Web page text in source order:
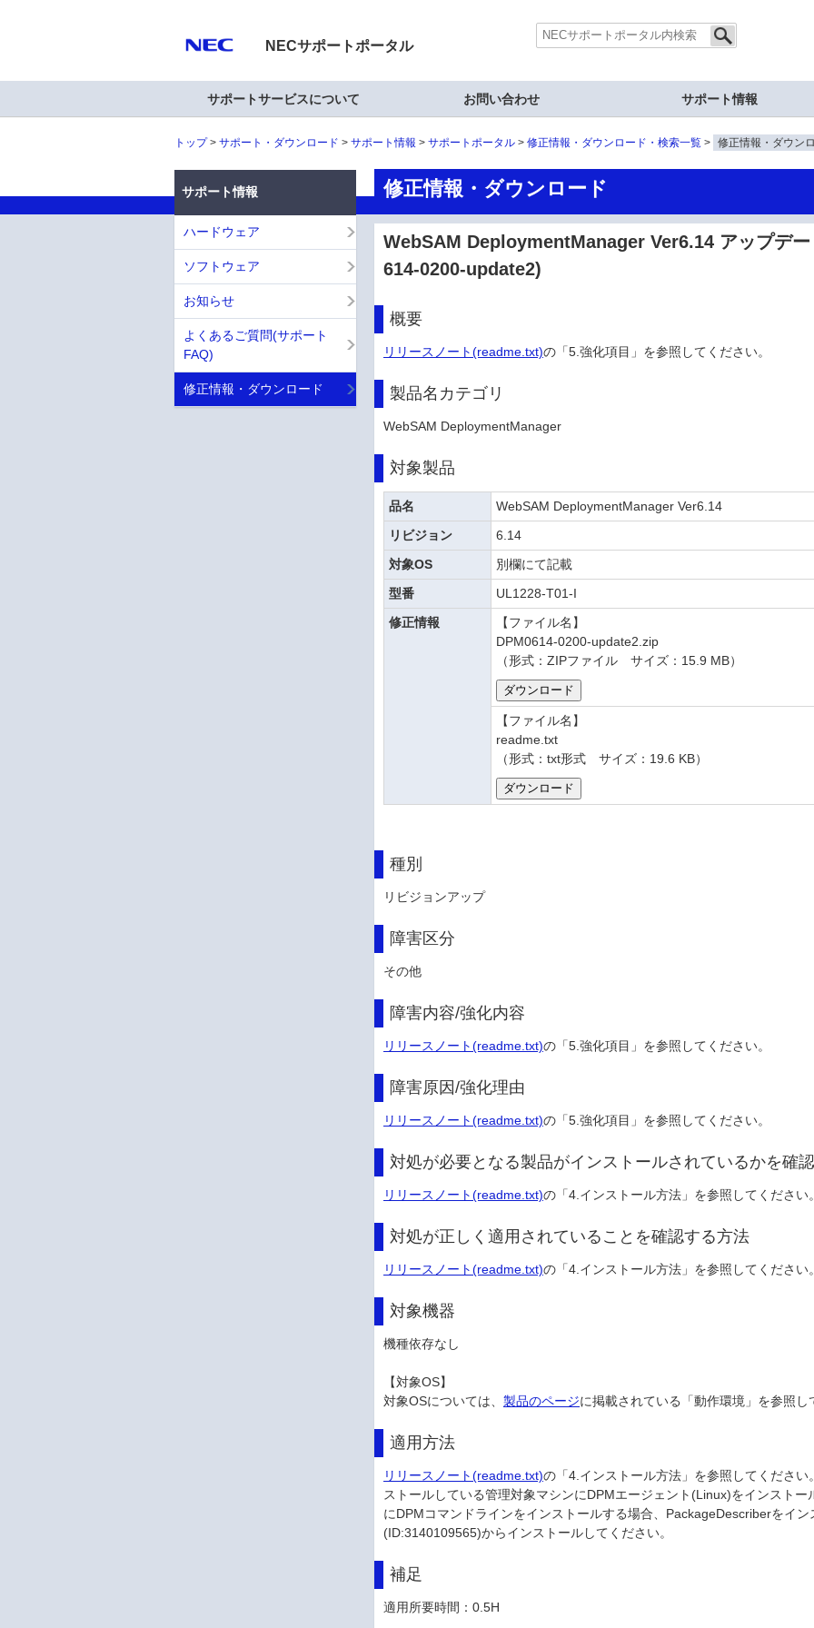
NECサポートポータル
サポートサービスについて お問い合わせ サポート情報
トップ サポート・ダウンロード サポート情報 サポートポータル 修正情報・ダウンロード・検索一覧 修正情報・ダウン
修正情報・ダウンロード
WebSAM DeploymentManager Ver6.14 アップデ
614-0200-update2)
概要
リリースノート(readme.txt)の「5.強化項目」を参照してください。
製品名カテゴリ
WebSAM DeploymentManager
対象製品
品名
WebSAM DeploymentManager Ver6.14
リビジョン
6.14
対象OS
別欄にて記載
型番
UL1228-T01-I
修正情報
【ファイル名】
DPM0614-0200-update2.zip
（形式：ZIPファイル サイズ：15.9 MB）
【ファイル名】
readme.txt
（形式：txt形式 サイズ：19.6 KB）
種別
リビジョンアップ
障害区分
その他
障害内容/強化内容
リリースノート(readme.txt)の「5.強化項目」を参照してください。
障害原因/強化理由
リリースノート(readme.txt)の「5.強化項目」を参照してください。
対処が必要となる製品がインストールされているかを確
リリースノート(readme.txt)の「4.インストール方法」を参照してください。
対処が正しく適用されていることを確認する方法
リリースノート(readme.txt)の「4.インストール方法」を参照してください。
対象機器
機種依存なし
【対象OS】
対象OSについては、製品のページに掲載されている「動作環境」を参照し
適用方法
リリースノート(readme.txt)の「4.インストール方法」を参照してくださ
ストールしている管理対象マシンにDPMエージェント(Linux)をインスト
にDPMコマンドラインをインストールする場合、PackageDescriberをイ
(ID:3140109565)からインストールしてください。
補足
適用所要時間：0.5H
サポート情報
ハードウェア
ソフトウェア
お知らせ
よくあるご質問(サポート
FAQ)
修正情報・ダウンロード